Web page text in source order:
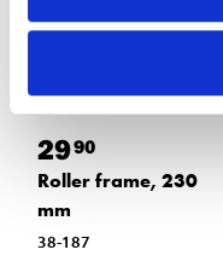
2990
Roller frame, 230
mm
38-187